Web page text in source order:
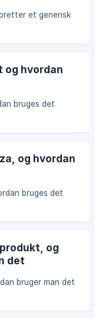
et generisk
og hvordan
bruges det
og hvordan
bruges det
og
det
bruger man det